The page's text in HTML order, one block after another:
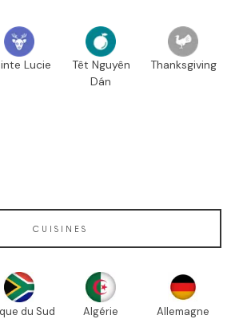
Lucie
Têt Nguyên
Dán
Thanksgiving
CUISINES
du Sud Algérie Allemagne